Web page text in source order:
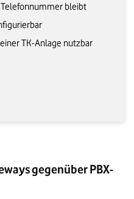
bleibt
TK-Anlage nutzbar
gegenüber PBX-